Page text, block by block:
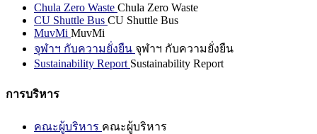
Chula Zero Waste Chula Zero Waste
CU Shuttle Bus CU Shuttle Bus
MuvMi MuvMi
จุฬาฯ กับความยั่งยืน จุฬาฯ กับความยั่งยืน
Sustainability Report Sustainability Report
การบริหาร
คณะผู้บริหาร คณะผู้บริหาร